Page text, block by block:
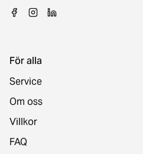
För alla
Service
Om oss
Villkor
FAQ